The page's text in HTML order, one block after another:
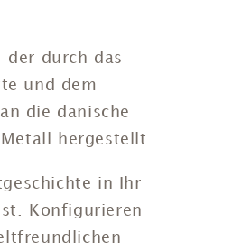
der durch das
und dem
an die dänische
hergestellt.
in Ihr
Konfigurieren